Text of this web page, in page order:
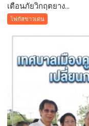
เตือนภัยวิกฤตยาง...
โฟกัสข่าวเด่น